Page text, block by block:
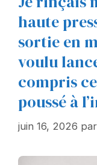
haute
sortie en
voulu
compris
poussé à
juin 16, 2026 par